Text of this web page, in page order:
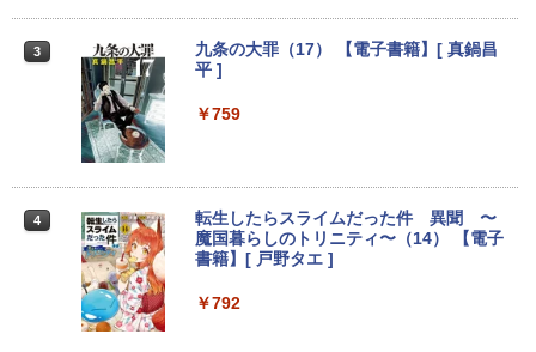
￥49,800
2337】 本体 Anker ACアダプター＆ケー
ブル付き 送料無料 当社保証付き アップ
ル
画面 TÜV認証 目にやさしい 調整可能な
スタンド VESA
e Care ［23.8型 / フルHD(1920×1080) /
ワイド］ VA249HG
￥13,800
3
九条の大罪（17） 【電子書籍】[ 真鍋昌
平 ]
￥759
4
転生したらスライムだった件 異聞 〜
魔国暮らしのトリニティ〜（14） 【電子
書籍】[ 戸野タエ ]
￥792